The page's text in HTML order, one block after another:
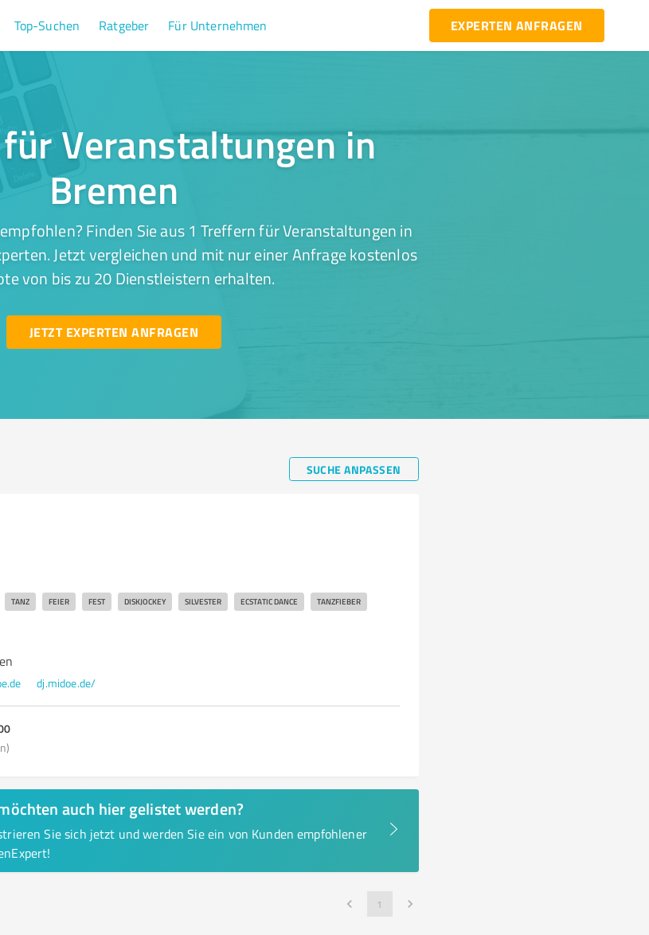
Top-Suchen Ratgeber Für Unternehmen EXPERTEN ANFRAGEN
Veranstaltungen in
Bremen
Finden Sie aus 1 Treffern für Veranstaltungen in
Jetzt vergleichen und mit nur einer Anfrage kostenlos
von bis zu 20 Dienstleistern erhalten.
JETZT EXPERTEN ANFRAGEN
SUCHE ANPASSEN
TANZ FEIER FEST DISKJOCKEY SILVESTER ECSTATIC DANCE TANZFIEBER
dj.midoe.de/
auch hier gelistet werden?
Sie sich jetzt und werden Sie ein von Kunden empfohlener
1